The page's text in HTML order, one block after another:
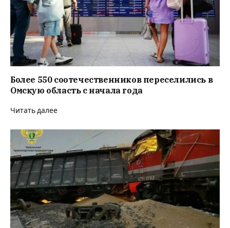
Более 550 соотечественников переселились в
Омскую область с начала года
Читать далее